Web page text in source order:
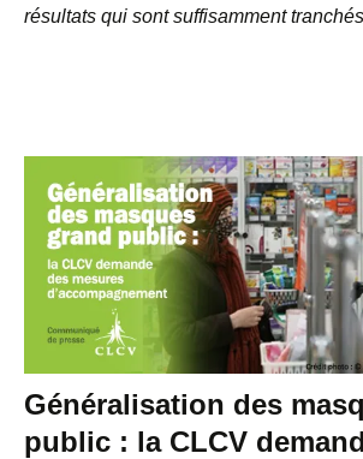
résultats qui sont suffisamment
Généralisation des
public : la CLCV